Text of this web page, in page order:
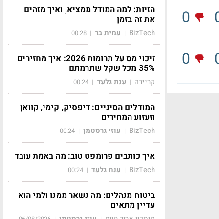
0
0
הזיות: למה המודל ממציא, ואיך מזהים
את זה בזמן
BizTech
| עמית בר |
00:28
זיכוי מס על תרומות 2026: איך מחזירים
35% מכל שקל שתרמתם
קריירה | ענת גלעד |
00:24
המודלים הסיניים: דיפסיק, קימי, קוואן
וזעזוע המחירים
BizTech
| עוזי גרסטמן |
00:24
איך כותבים פרומפט טוב: מה באמת עובד
BizTech
| ענת גלעד |
00:24
ביטוח מנהלים: מה נשאר ממנו ולמי הוא
עדיין מתאים